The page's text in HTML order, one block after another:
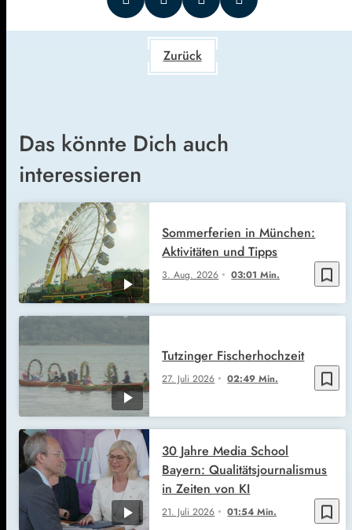
Zurück
Das könnte Dich auch
interessieren
bookmark_border
3. Aug. 2026 03:01 Min.
Sommerferien in München:
Aktivitäten und Tipps
bookmark_border
27. Juli 2026 02:49 Min.
Tutzinger Fischerhochzeit
bookmark_border
21. Juli 2026 01:54 Min.
30 Jahre Media School
Bayern: Qualitätsjournalismus
in Zeiten von KI